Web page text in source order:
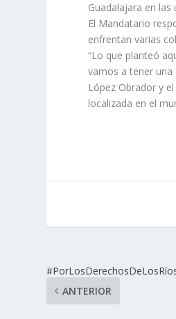
Guadalajara en
El Mandatario
enfrentan varias
“Lo que planteó
vamos a tener una
López Obrador y
localizada en el
ANTERIOR